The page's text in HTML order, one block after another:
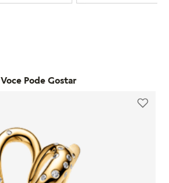
Voce Pode Gostar